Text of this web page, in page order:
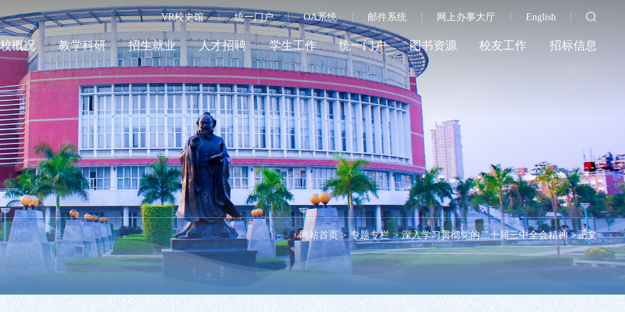
VR校史馆 统一门户 OA系统 邮件系统 网上办事大厅 English
概况 教学科研 招生就业 人才招聘 学生工作 统一门户 图书资源 校友工作 招标信息
网站首页 > 专题专栏 > 深入学习贯彻党的二十届三中全会精神 >正文